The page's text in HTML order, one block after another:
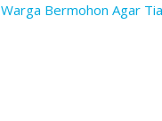
Warga Bermohon Agar